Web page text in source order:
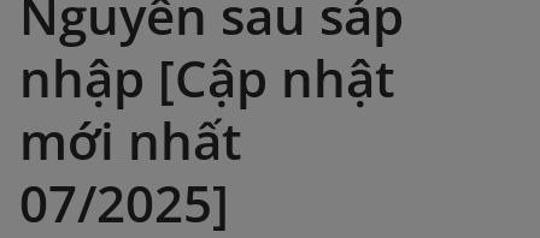
Nguyên sau sáp
nhập [Cập nhật
mới nhất
07/2025]